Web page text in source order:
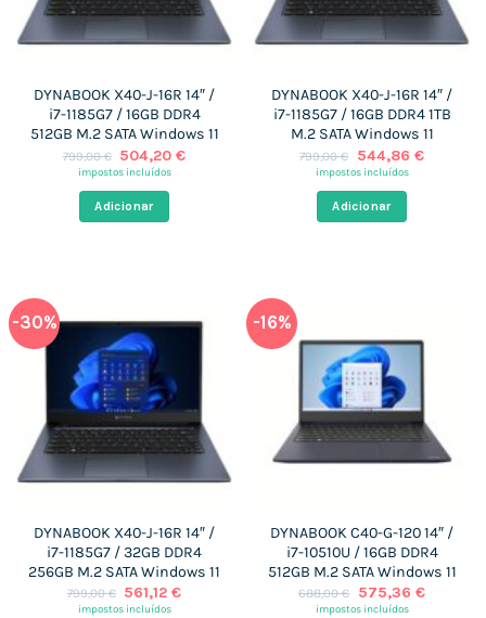
DYNABOOK X40-J-16R 14″ /
i7-1185G7 / 16GB DDR4
512GB M.2 SATA Windows 11
799,00€ O
preço
era:
799,00 €.
504,20€O
impostos incluídos
Adicionar
DYNABOOK X40-J-16R 14″ /
i7-1185G7 / 16GB DDR4 1TB
M.2 SATA Windows 11
799,00€
O
preço
era:
799,00 €.
544,86 €O
impostos incluídos
Adicionar
-30%
DYNABOOK X40-J-16R 14″ /
i7-1185G7 / 32GB DDR4
256GB M.2 SATA Windows 11
799,00€ O
preço
561,12€O
impostos incluídos
-16%
DYNABOOK C40-G-120 14″ /
i7-10510U / 16GB DDR4
512GB M.2 SATA Windows 11
688,00€
O
preço
575,36 €O
impostos incluídos